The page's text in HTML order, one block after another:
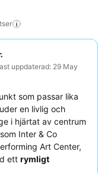
uppdaterad: 29 May
som passar lika
en livlig och
i hjärtat av centrum
Inter & Co
Art Center,
ett rymligt